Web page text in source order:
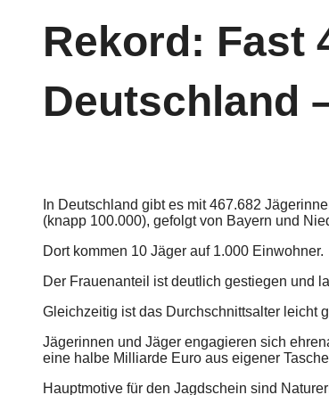
Rekord: Fast
Deutschland
In Deutschland gibt es mit 467.682
(knapp 100.000), gefolgt von Bayern und
Dort kommen 10 Jäger auf 1.000 Einwohner.
Der Frauenanteil ist deutlich gestiegen und
Gleichzeitig ist das Durchschnittsalter leicht
Jägerinnen und Jäger engagieren sich
eine halbe Milliarde Euro aus eigener
Hauptmotive für den Jagdschein sind